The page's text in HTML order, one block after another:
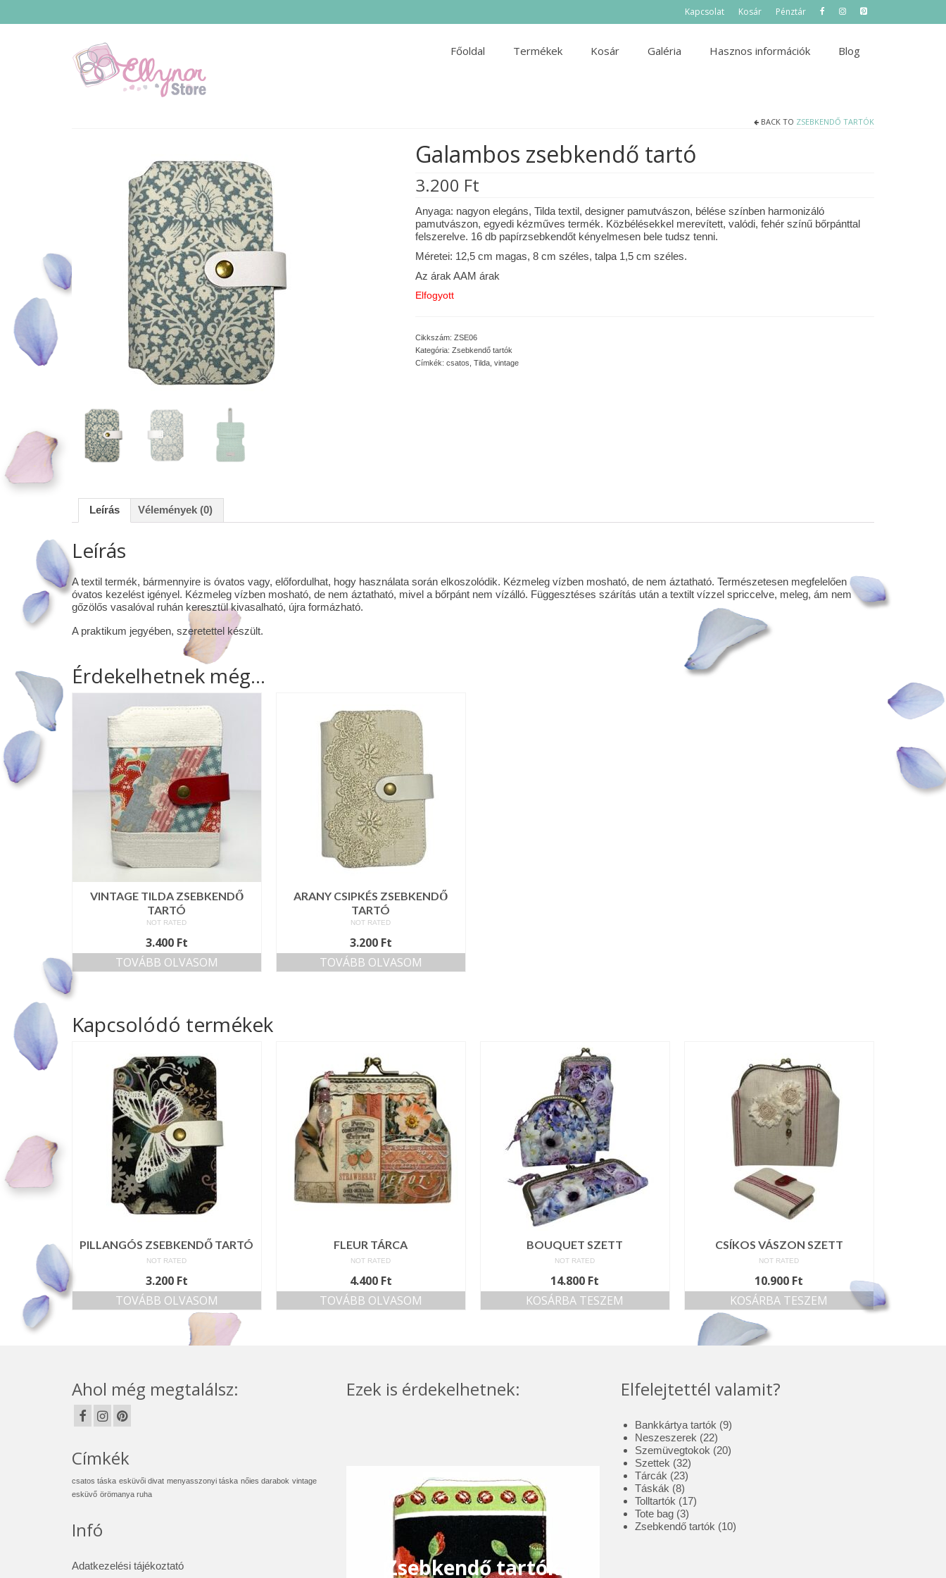
Kapcsolat Kosár Pénztár
Főoldal Termékek Kosár Galéria Hasznos információk Blog
BACK TO ZSEBKENDŐ TARTÓK
Galambos zsebkendő tartó
3.200 Ft
Anyaga: nagyon elegáns, Tilda textil, designer pamutvászon, bélése színben harmonizáló
pamutvászon, egyedi kézműves termék. Közbélésekkel merevített, valódi, fehér színű bőrpánttal
felszerelve. 16 db papírzsebkendőt kényelmesen bele tudsz tenni.
Méretei: 12,5 cm magas, 8 cm széles, talpa 1,5 cm széles.
Az árak AAM árak
Elfogyott
Cikkszám: ZSE06
Kategória: Zsebkendő tartók
Címkék: csatos Tilda, vintage
Leírás Vélemények (0)
Leírás
A textil termék, bármennyire is óvatos vagy, előfordulhat, hogy használata során elkoszolódik. Kézmeleg vízben mosható, de nem áztatható. Természetesen megfelelően
óvatos kezelést igényel. Kézmeleg vízben mosható, de nem áztatható, mivel a bőrpánt nem vízálló. Függesztéses szárítás után a textilt vízzel spriccelve, meleg, ám nem
gőzölős vasalóval ruhán keresztül kivasalható, újra formázható.
A praktikum jegyében, szeretettel készült.
Érdekelhetnek még…
VINTAGE TILDA ZSEBKENDŐ
TARTÓ
NOT RATED
3.400 Ft
TOVÁBB OLVASOM
ARANY CSIPKÉS ZSEBKENDŐ
TARTÓ
NOT RATED
3.200 Ft
TOVÁBB OLVASOM
Kapcsolódó termékek
PILLANGÓS ZSEBKENDŐ TARTÓ
NOT RATED
3.200 Ft
TOVÁBB OLVASOM
FLEUR TÁRCA
NOT RATED
4.400 Ft
TOVÁBB OLVASOM
BOUQUET SZETT
NOT RATED
14.800 Ft
KOSÁRBA TESZEM
CSÍKOS VÁSZON SZETT
NOT RATED
10.900 Ft
KOSÁRBA TESZEM
Ahol még megtalálsz:
Címkék
csatos táska esküvői divat menyasszonyi táska nőies darabok vintage
esküvő örömanya ruha
Infó
Adatkezelési tájékoztató
Ezek is érdekelhetnek:
Zsebkendő tartók
Elfelejtettél valamit?
Bankkártya tartók 99
Neszeszerek 2222
termék
Szemüvegtokok 2020
Szettek 3232
termék
Tárcák 2323
termék
Táskák 88
termék
Tolltartók 1717
Tote bag 33
termék
Zsebkendő tartók 1010